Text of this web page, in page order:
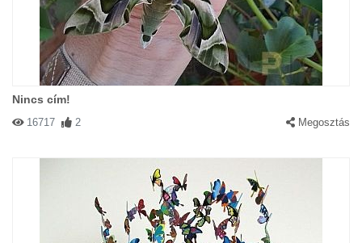
Nincs cím!
16717 2 Megosztás